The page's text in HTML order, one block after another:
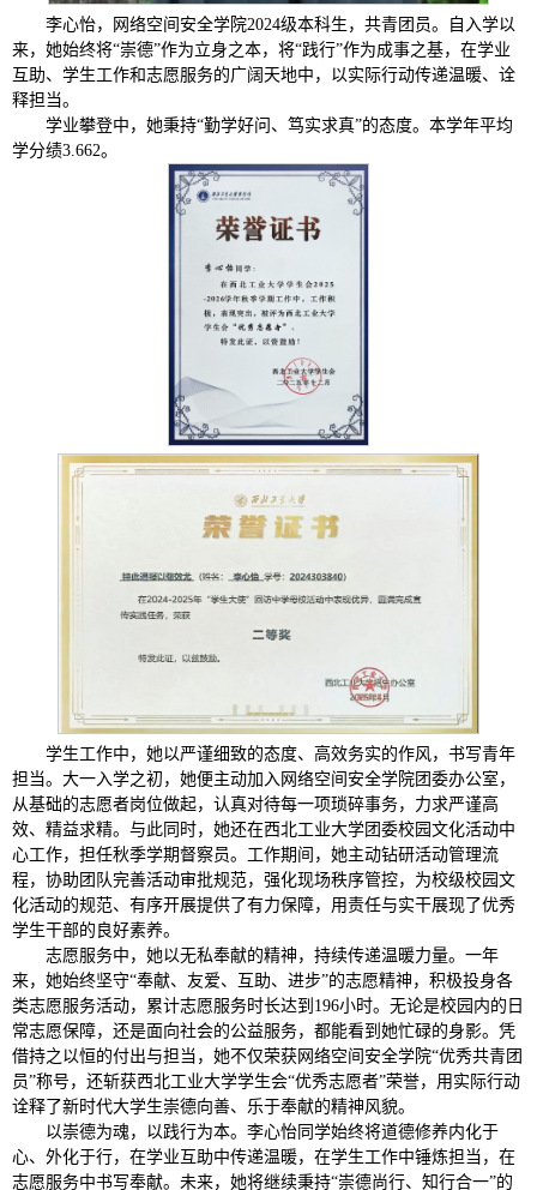
李心怡，网络空间安全学院2024级本科生，共青团员。自入学以
来，她始终将“崇德”作为立身之本，将“践行”作为成事之基，在学业
互助、学生工作和志愿服务的广阔天地中，以实际行动传递温暖、诠
释担当。
学业攀登中，她秉持“勤学好问、笃实求真”的态度。本学年平均
学分绩3.662。
学生工作中，她以严谨细致的态度、高效务实的作风，书写青年
担当。大一入学之初，她便主动加入网络空间安全学院团委办公室，
从基础的志愿者岗位做起，认真对待每一项琐碎事务，力求严谨高
效、精益求精。与此同时，她还在西北工业大学团委校园文化活动中
心工作，担任秋季学期督察员。工作期间，她主动钻研活动管理流
程，协助团队完善活动审批规范，强化现场秩序管控，为校级校园文
化活动的规范、有序开展提供了有力保障，用责任与实干展现了优秀
学生干部的良好素养。
志愿服务中，她以无私奉献的精神，持续传递温暖力量。一年
来，她始终坚守“奉献、友爱、互助、进步”的志愿精神，积极投身各
类志愿服务活动，累计志愿服务时长达到196小时。无论是校园内的日
常志愿保障，还是面向社会的公益服务，都能看到她忙碌的身影。凭
借持之以恒的付出与担当，她不仅荣获网络空间安全学院“优秀共青团
员”称号，还斩获西北工业大学学生会“优秀志愿者”荣誉，用实际行动
诠释了新时代大学生崇德向善、乐于奉献的精神风貌。
以崇德为魂，以践行为本。李心怡同学始终将道德修养内化于
心、外化于行，在学业互助中传递温暖，在学生工作中锤炼担当，在
志愿服务中书写奉献。未来，她将继续秉持“崇德尚行、知行合一”的